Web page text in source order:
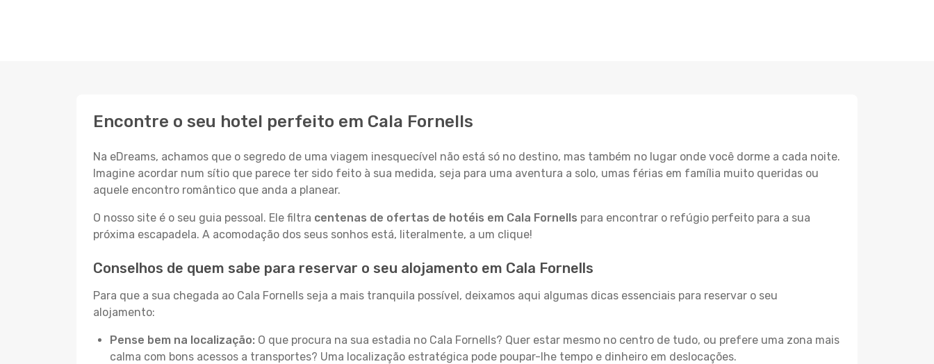
Encontre o seu hotel perfeito em Cala Fornells
Na eDreams, achamos que o segredo de uma viagem inesquecível não está só no destino, mas também no lugar onde você dorme a cada noite.
Imagine acordar num sítio que parece ter sido feito à sua medida, seja para uma aventura a solo, umas férias em família muito queridas ou
aquele encontro romântico que anda a planear.
O nosso site é o seu guia pessoal. Ele filtra centenas de ofertas de hotéis em Cala Fornells para encontrar o refúgio perfeito para a sua
próxima escapadela. A acomodação dos seus sonhos está, literalmente, a um clique!
Conselhos de quem sabe para reservar o seu alojamento em Cala Fornells
Para que a sua chegada ao Cala Fornells seja a mais tranquila possível, deixamos aqui algumas dicas essenciais para reservar o seu
alojamento:
Pense bem na localização: O que procura na sua estadia no Cala Fornells? Quer estar mesmo no centro de tudo, ou prefere uma zona mais
calma com bons acessos a transportes? Uma localização estratégica pode poupar-lhe tempo e dinheiro em deslocações.